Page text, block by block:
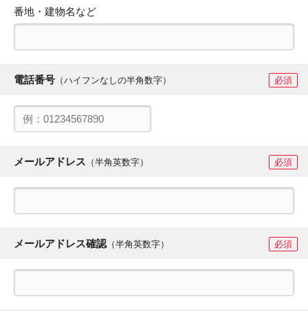
番地・建物名など
電話番号 （ハイフンなしの半角数字） 必須
メールアドレス （半角英数字） 必須
メールアドレス確認（半角英数字） 必須